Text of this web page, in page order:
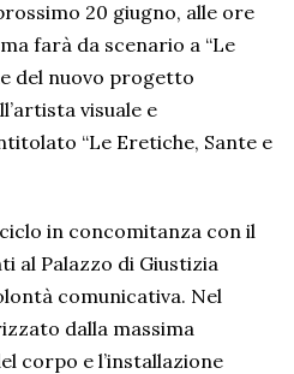
20 giugno, alle ore
farà da scenario a “Le
del nuovo progetto
visuale e
“Le Eretiche, Sante e
in concomitanza con il
al Palazzo di Giustizia
comunicativa. Nel
dalla massima
corpo e l’installazione